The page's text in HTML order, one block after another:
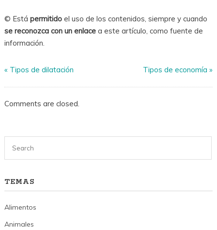
© Está permitidoel uso de los contenidos, siempre y cuando
se reconozca con un enlacea este artículo, como fuente de
información.
« Tipos de dilatación Tipos de economía »
Comments are closed.
TEMAS
Alimentos
Animales